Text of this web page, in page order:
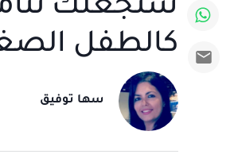
ستجعلك
كالطفل
سها توفيق